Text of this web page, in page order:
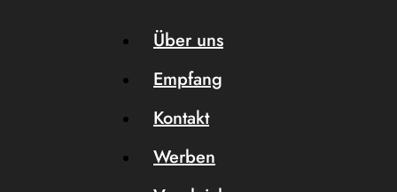
Über uns
Empfang
Kontakt
Werben